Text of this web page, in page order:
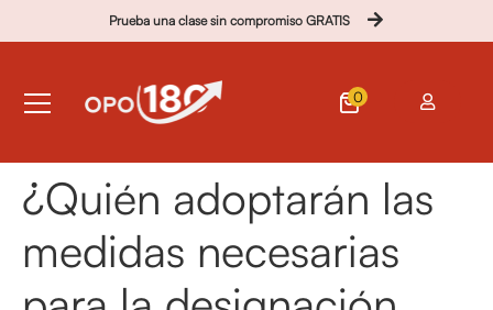
Prueba una clase sin compromiso GRATIS
0
¿Quién adoptarán las
medidas necesarias